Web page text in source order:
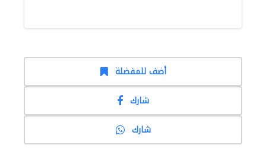
أضف للمفضلة
شارك
شارك